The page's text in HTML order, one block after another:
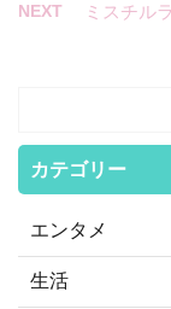
NEXT ミスチル
カテゴリー
エンタメ
生活